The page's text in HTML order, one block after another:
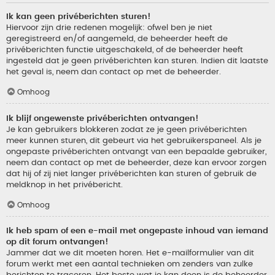
Ik kan geen privéberichten sturen!
Hiervoor zijn drie redenen mogelijk: ofwel ben je niet
geregistreerd en/of aangemeld, de beheerder heeft de
privéberichten functie uitgeschakeld, of de beheerder heeft
ingesteld dat je geen privéberichten kan sturen. Indien dit laatste
het geval is, neem dan contact op met de beheerder.
Omhoog
Ik blijf ongewenste privéberichten ontvangen!
Je kan gebruikers blokkeren zodat ze je geen privéberichten
meer kunnen sturen, dit gebeurt via het gebruikerspaneel. Als je
ongepaste privéberichten ontvangt van een bepaalde gebruiker,
neem dan contact op met de beheerder, deze kan ervoor zorgen
dat hij of zij niet langer privéberichten kan sturen of gebruik de
meldknop in het privébericht.
Omhoog
Ik heb spam of een e-mail met ongepaste inhoud van iemand
op dit forum ontvangen!
Jammer dat we dit moeten horen. Het e-mailformulier van dit
forum werkt met een aantal technieken om zenders van zulke